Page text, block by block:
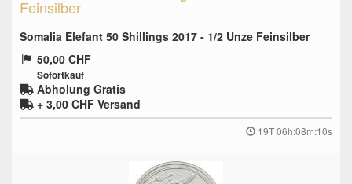
Feinsilber
Somalia Elefant 50 Shillings 2017 - 1/2 Unze Feinsilber
50,00 CHF
Sofortkauf
Abholung Gratis
+ 3,00 CHF Versand
19T 06h:08m:10s